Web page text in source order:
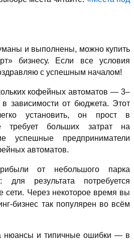
и выполнены, можно купить
бизнесу. Если все условия
с успешным началом!
кофейных автоматов — 3–
от бюджета. Этот
установить, он прост в
требует больших затрат на
успешные предприниматели
автоматов.
от небольшого парка
для результата потребуется
сети. Через некоторое время вы
бизнес так популярен во всём
нюансы и типичные ошибки — в